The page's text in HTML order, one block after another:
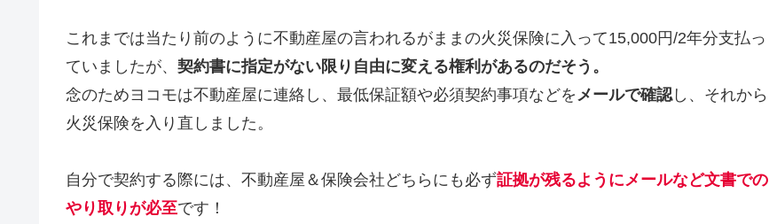
これまでは当たり前のように不動産屋の言われるがままの火災保険に入って15,000円/2年分支払っ
ていましたが、 契約書に指定がない限り自由に変える権利があるのだそう。
念のためヨコモは不動産屋に連絡し、最低保証額や必須契約事項などを メールで確認し、それから
火災保険を入り直しました。
自分で契約する際には、不動産屋＆保険会社どちらにも必ず証拠が残るようにメールなど文書での
やり取りが必至です！